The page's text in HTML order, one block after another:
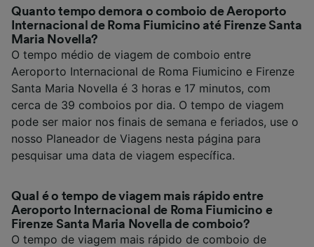
Quanto tempo demora o comboio de Aeroporto
Internacional de Roma Fiumicino até Firenze Santa
Maria Novella?
O tempo médio de viagem de comboio entre
Aeroporto Internacional de Roma Fiumicino e Firenze
Santa Maria Novella é 3 horas e 17 minutos, com
cerca de 39 comboios por dia. O tempo de viagem
pode ser maior nos finais de semana e feriados, use o
nosso Planeador de Viagens nesta página para
pesquisar uma data de viagem específica.
Qual é o tempo de viagem mais rápido entre
Aeroporto Internacional de Roma Fiumicino e
Firenze Santa Maria Novella de comboio?
O tempo de viagem mais rápido de comboio de